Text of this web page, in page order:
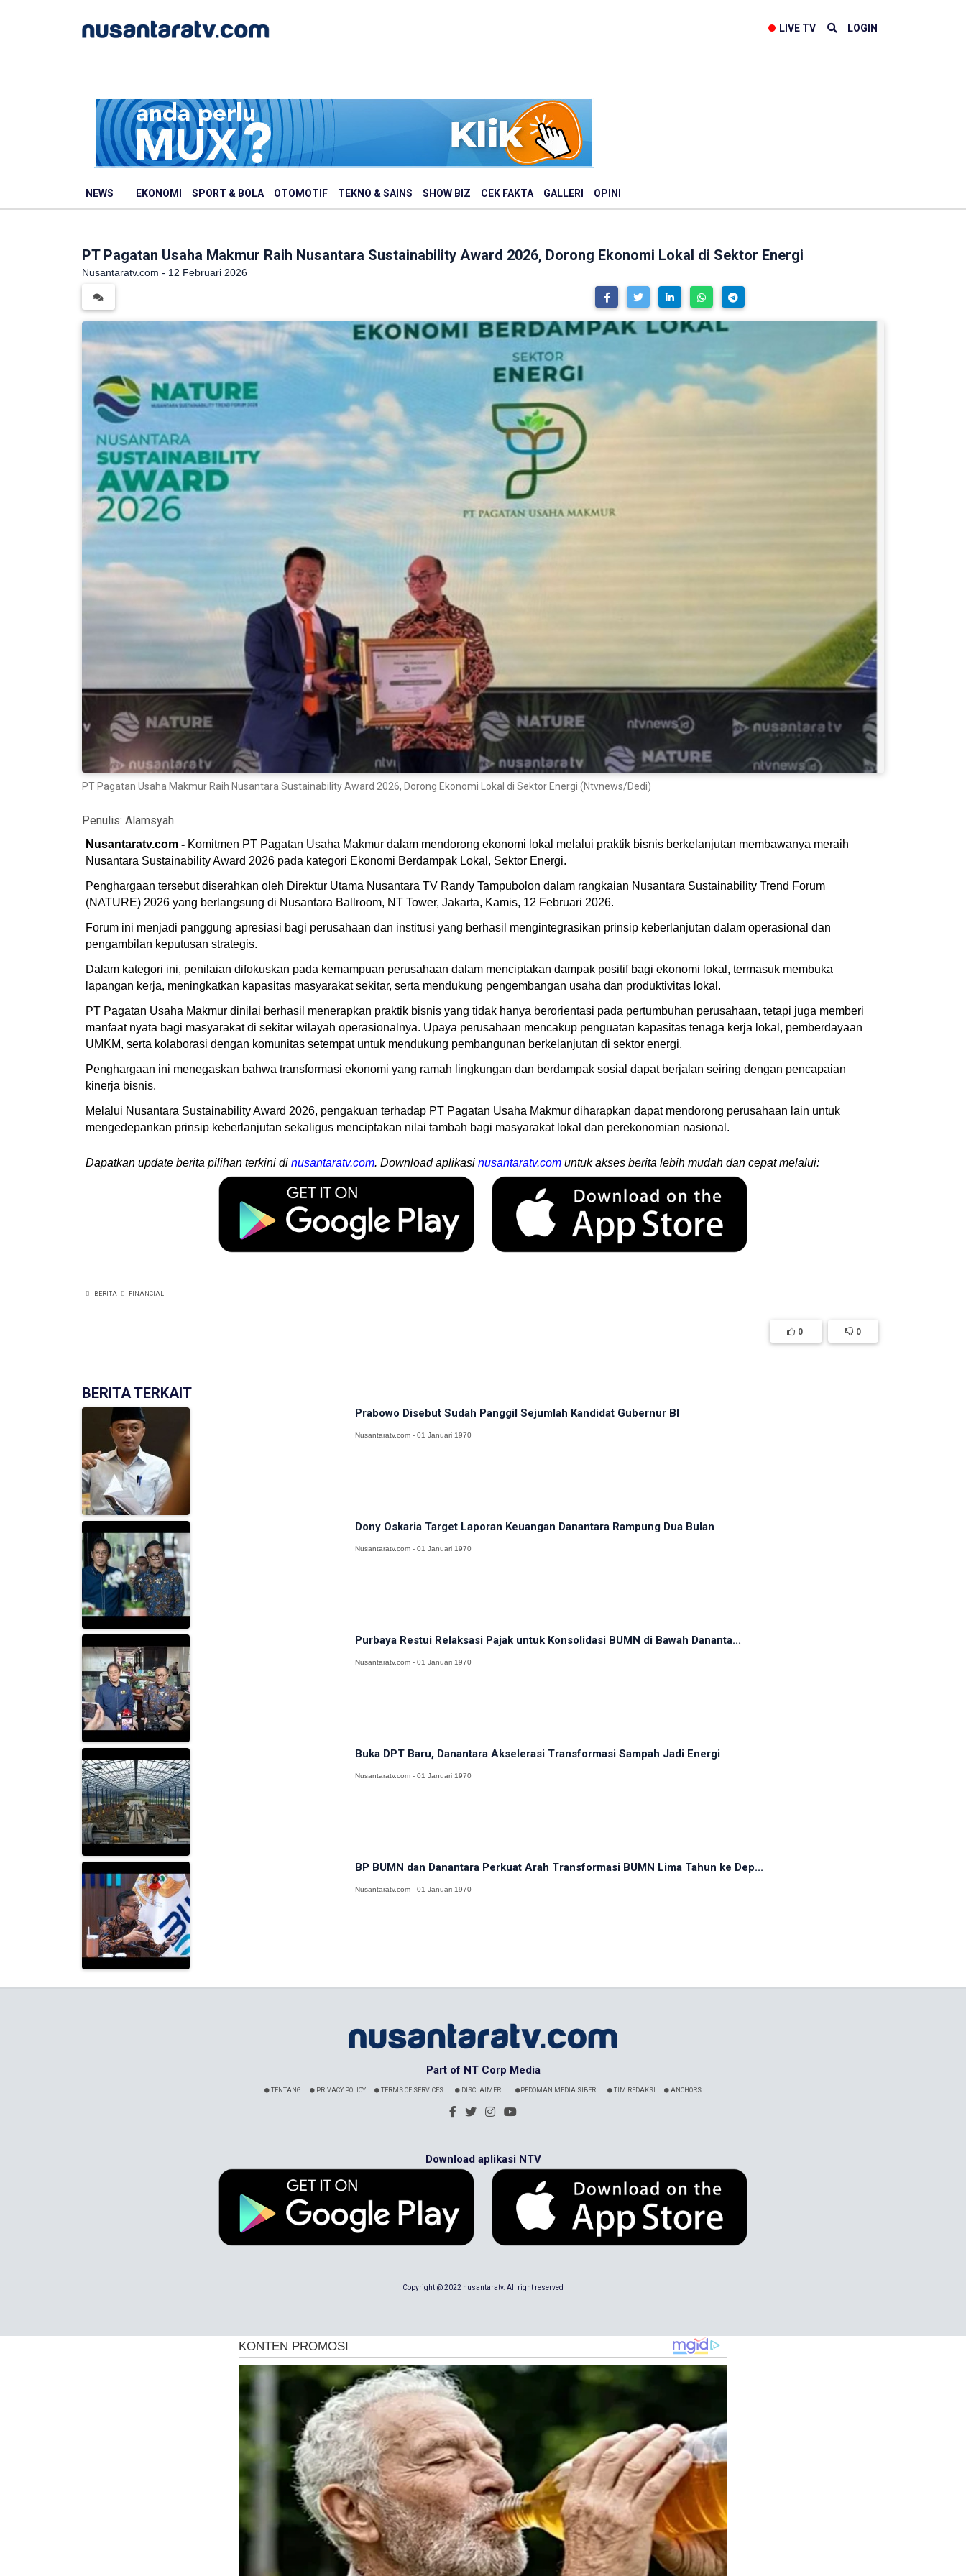
LIVE TV LOGIN
NEWS EKONOMI SPORT & BOLA OTOMOTIF TEKNO & SAINS SHOW BIZ CEK FAKTA GALLERI OPINI
PT Pagatan Usaha Makmur Raih Nusantara Sustainability Award 2026, Dorong Ekonomi Lokal di Sektor Energi
Nusantaratv.com - 12 Februari 2026
PT Pagatan Usaha Makmur Raih Nusantara Sustainability Award 2026, Dorong Ekonomi Lokal di Sektor Energi (Ntvnews/Dedi)
Penulis: Alamsyah
Nusantaratv.com - Komitmen PT Pagatan Usaha Makmur dalam mendorong ekonomi lokal melalui praktik bisnis berkelanjutan membawanya meraih
Nusantara Sustainability Award 2026 pada kategori Ekonomi Berdampak Lokal, Sektor Energi.
Penghargaan tersebut diserahkan oleh Direktur Utama Nusantara TV Randy Tampubolon dalam rangkaian Nusantara Sustainability Trend Forum
(NATURE) 2026 yang berlangsung di Nusantara Ballroom, NT Tower, Jakarta, Kamis, 12 Februari 2026.
Forum ini menjadi panggung apresiasi bagi perusahaan dan institusi yang berhasil mengintegrasikan prinsip keberlanjutan dalam operasional dan
pengambilan keputusan strategis.
Dalam kategori ini, penilaian difokuskan pada kemampuan perusahaan dalam menciptakan dampak positif bagi ekonomi lokal, termasuk membuka
lapangan kerja, meningkatkan kapasitas masyarakat sekitar, serta mendukung pengembangan usaha dan produktivitas lokal.
PT Pagatan Usaha Makmur dinilai berhasil menerapkan praktik bisnis yang tidak hanya berorientasi pada pertumbuhan perusahaan, tetapi juga memberi
manfaat nyata bagi masyarakat di sekitar wilayah operasionalnya. Upaya perusahaan mencakup penguatan kapasitas tenaga kerja lokal, pemberdayaan
UMKM, serta kolaborasi dengan komunitas setempat untuk mendukung pembangunan berkelanjutan di sektor energi.
Penghargaan ini menegaskan bahwa transformasi ekonomi yang ramah lingkungan dan berdampak sosial dapat berjalan seiring dengan pencapaian
kinerja bisnis.
Melalui Nusantara Sustainability Award 2026, pengakuan terhadap PT Pagatan Usaha Makmur diharapkan dapat mendorong perusahaan lain untuk
mengedepankan prinsip keberlanjutan sekaligus menciptakan nilai tambah bagi masyarakat lokal dan perekonomian nasional.
Dapatkan update berita pilihan terkini di nusantaratv.com. Download aplikasi nusantaratv.com untuk akses berita lebih mudah dan cepat melalui:
BERITA FINANCIAL
0 0
BERITA TERKAIT
Prabowo Disebut Sudah Panggil Sejumlah Kandidat Gubernur BI
Nusantaratv.com - 01 Januari 1970
Dony Oskaria Target Laporan Keuangan Danantara Rampung Dua Bulan
Nusantaratv.com - 01 Januari 1970
Purbaya Restui Relaksasi Pajak untuk Konsolidasi BUMN di Bawah Dananta...
Nusantaratv.com - 01 Januari 1970
Buka DPT Baru, Danantara Akselerasi Transformasi Sampah Jadi Energi
Nusantaratv.com - 01 Januari 1970
BP BUMN dan Danantara Perkuat Arah Transformasi BUMN Lima Tahun ke Dep...
Nusantaratv.com - 01 Januari 1970
Part of NT Corp Media
TENTANG PRIVACY POLICY TERMS OF SERVICES DISCLAIMER PEDOMAN MEDIA SIBER TIM REDAKSI ANCHORS
Download aplikasi NTV
Copyright @ 2022 nusantaratv. All right reserved